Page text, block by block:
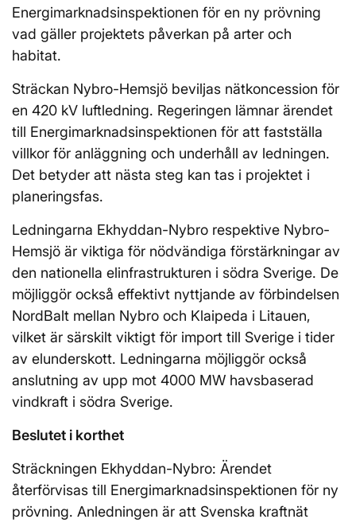
Energimarknadsinspektionen för en ny prövning
vad gäller projektets påverkan på arter och
habitat.
Sträckan Nybro-Hemsjö beviljas nätkoncession för
en 420 kV luftledning. Regeringen lämnar ärendet
till Energimarknadsinspektionen för att fastställa
villkor för anläggning och underhåll av ledningen.
Det betyder att nästa steg kan tas i projektet i
planeringsfas.
Ledningarna Ekhyddan-Nybro respektive Nybro-
Hemsjö är viktiga för nödvändiga förstärkningar av
den nationella elinfrastrukturen i södra Sverige. De
möjliggör också effektivt nyttjande av förbindelsen
NordBalt mellan Nybro och Klaipeda i Litauen,
vilket är särskilt viktigt för import till Sverige i tider
av elunderskott. Ledningarna möjliggör också
anslutning av upp mot 4000 MW havsbaserad
vindkraft i södra Sverige.
Beslutet i korthet
Sträckningen Ekhyddan-Nybro: Ärendet
återförvisas till Energimarknadsinspektionen för ny
prövning. Anledningen är att Svenska kraftnät